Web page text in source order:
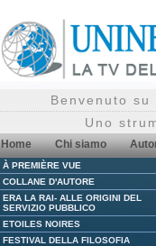
Benvenuto
Uno
Home Chi siamo
À PREMIÈRE VUE
COLLANE D'AUTORE
ERA LA RAI- ALLE ORIGINI DEL
SERVIZIO PUBBLICO
ETOILES NOIRES
FESTIVAL DELLA FILOSOFIA